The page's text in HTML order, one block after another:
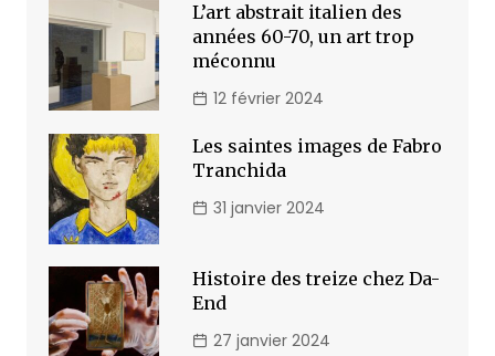
L’art abstrait italien des
années 60-70, un art trop
méconnu
12 février 2024
Les saintes images de Fabro
Tranchida
31 janvier 2024
Histoire des treize chez Da-
End
27 janvier 2024